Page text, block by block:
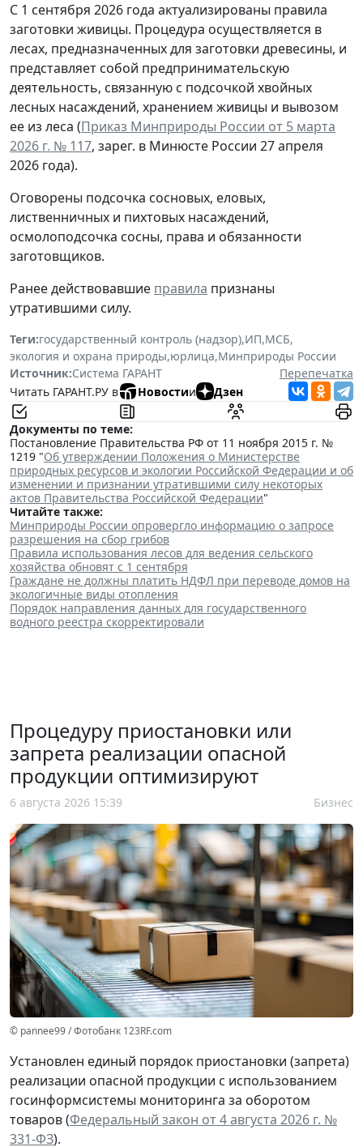
С 1 сентября 2026 года актуализированы правила
заготовки живицы. Процедура осуществляется в
лесах, предназначенных для заготовки древесины, и
представляет собой предпринимательскую
деятельность, связанную с подсочкой хвойных
лесных насаждений, хранением живицы и вывозом
ее из леса (Приказ Минприроды России от 5 марта
2026 г. № 117, зарег. в Минюсте России 27 апреля
2026 года).
Оговорены подсочка сосновых, еловых,
лиственничных и пихтовых насаждений,
осмолоподсочка сосны, права и обязанности
заготовщиков.
Ранее действовавшие правила признаны
утратившими силу.
Теги:государственный контроль (надзор),ИП,МСБ,
экология и охрана природы,юрлица,Минприроды России
Источник:Система ГАРАНТ
Перепечатка
Читать ГАРАНТ.РУ в
Новостии Дзен
Документы по теме:
Постановление Правительства РФ от 11 ноября 2015 г. №
1219 "Об утверждении Положения о Министерстве
природных ресурсов и экологии Российской Федерации и об
изменении и признании утратившими силу некоторых
актов Правительства Российской Федерации"
Читайте также:
Минприроды России опровергло информацию о запросе
разрешения на сбор грибов
Правила использования лесов для ведения сельского
хозяйства обновят с 1 сентября
Граждане не должны платить НДФЛ при переводе домов на
экологичные виды отопления
Порядок направления данных для государственного
водного реестра скорректировали
Процедуру приостановки или
запрета реализации опасной
продукции оптимизируют
6 августа 2026 15:39 Бизнес
© pannee99 / Фотобанк 123RF.com
Установлен единый порядок приостановки (запрета)
реализации опасной продукции с использованием
госинформсистемы мониторинга за оборотом
товаров (Федеральный закон от 4 августа 2026 г. №
331-ФЗ).